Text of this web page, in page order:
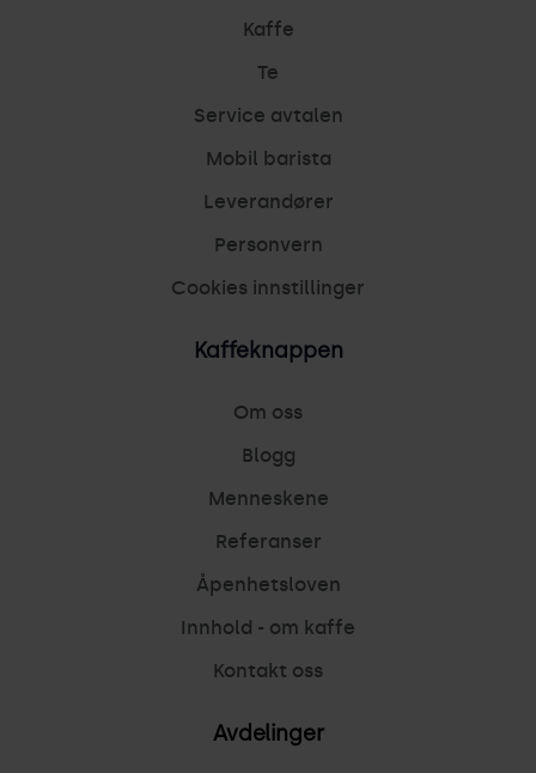
Kaffe
Te
Service avtalen
Mobil barista
Leverandører
Personvern
Cookies innstillinger
Kaffeknappen
Om oss
Blogg
Menneskene
Referanser
Åpenhetsloven
Innhold - om kaffe
Kontakt oss
Avdelinger